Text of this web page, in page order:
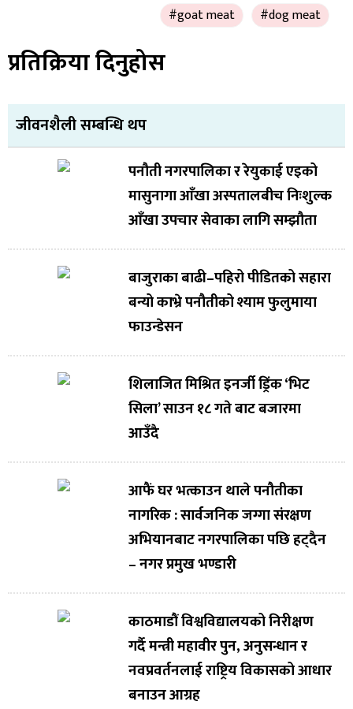
#dog meat
#goat meat
प्रतिक्रिया दिनुहोस
जीवनशैली सम्बन्धि थप
पनौती नगरपालिका र रेयुकाई एइको
मासुनागा आँखा अस्पतालबीच निःशुल्क
आँखा उपचार सेवाका लागि सम्झौता
बाजुराका बाढी–पहिरो पीडितको सहारा
बन्यो काभ्रे पनौतीको श्याम फुलुमाया
फाउन्डेसन
शिलाजित मिश्रित इनर्जी ड्रिंक ‘भिट
सिला’ साउन १८ गते बाट बजारमा
आउँदै
आफैं घर भत्काउन थाले पनौतीका
नागरिक : सार्वजनिक जग्गा संरक्षण
अभियानबाट नगरपालिका पछि हट्दैन
– नगर प्रमुख भण्डारी
काठमाडौं विश्वविद्यालयको निरीक्षण
गर्दै मन्त्री महावीर पुन, अनुसन्धान र
नवप्रवर्तनलाई राष्ट्रिय विकासको आधार
बनाउन आग्रह